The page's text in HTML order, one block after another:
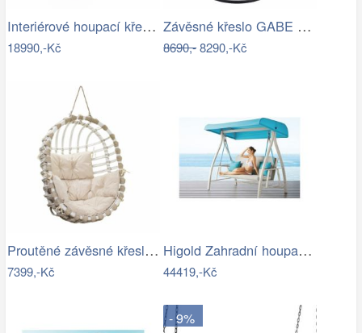
Interiérové houpací křeslo Swingy In…
18990,-Kč
Závěsné křeslo GABE Tempo Kondela
8690,-8290,-Kč
Proutěné závěsné křeslo Lena, bílý rám…
7399,-Kč
Higold Zahradní houpačka HIGOLD Nofi…
44419,-Kč
- 9%